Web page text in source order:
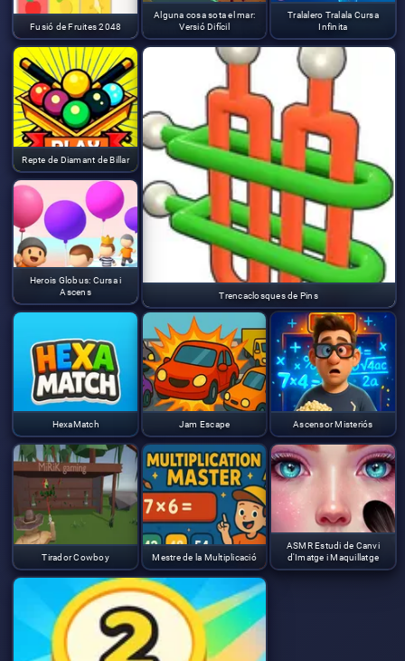
Fusió de Fruites 2048
Alguna cosa sota el mar:
Versió Difícil
Tralalero Tralala Cursa
Infinita
Repte de Diamant de Billar
Trencaclosques de Pins
Herois Globus: Cursa i
Ascens
HexaMatch Jam Escape Ascensor Misteriós
Tirador Cowboy Mestre de la Multiplicació
ASMR Estudi de Canvi
d'Imatge i Maquillatge